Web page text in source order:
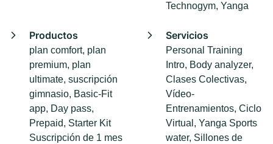
Technogym, Yanga
Productos
plan comfort, plan
premium, plan
ultimate, suscripción
gimnasio, Basic-Fit
app, Day pass,
Prepaid, Starter Kit
Suscripción de 1 mes
Servicios
Personal Training
Intro, Body analyzer,
Clases Colectivas,
Vídeo-
Entrenamientos, Ciclo
Virtual, Yanga Sports
water, Sillones de